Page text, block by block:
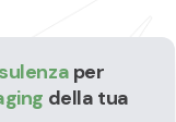
per
della tua